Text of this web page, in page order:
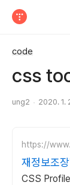
code
css
ung2 2020. 1.
https://
재정보조
CSS